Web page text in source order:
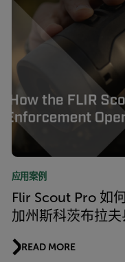
应用案例
Flir Scout Pro 如
加州斯科茨布拉
READ MORE